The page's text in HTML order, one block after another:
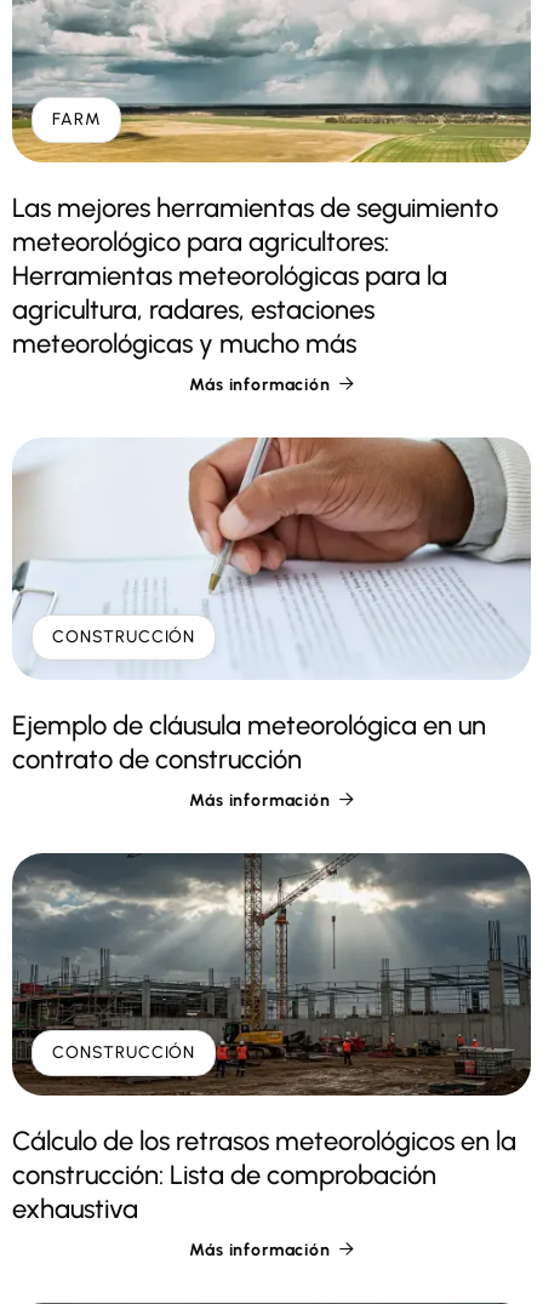
FARM
Las mejores herramientas de seguimiento
meteorológico para agricultores:
Herramientas meteorológicas para la
agricultura, radares, estaciones
meteorológicas y mucho más
Más información 
CONSTRUCCIÓN
Ejemplo de cláusula meteorológica en un
contrato de construcción
Más información 
CONSTRUCCIÓN
Cálculo de los retrasos meteorológicos en la
construcción: Lista de comprobación
exhaustiva
Más información 